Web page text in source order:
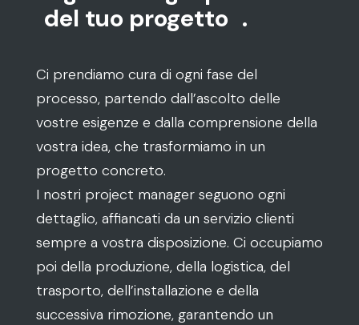
del tuo progetto .
Ci prendiamo cura di ogni fase del
processo, partendo dall’ascolto delle
vostre esigenze e dalla comprensione della
vostra idea, che trasformiamo in un
progetto concreto.
I nostri project manager seguono ogni
dettaglio, affiancati da un servizio clienti
sempre a vostra disposizione. Ci occupiamo
poi della produzione, della logistica, del
trasporto, dell’installazione e della
successiva rimozione, garantendo un